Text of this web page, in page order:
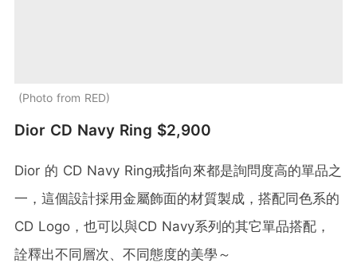
Photo from RED
Dior CD Navy Ring $2,900
Dior 的 CD Navy Ring戒指向來都是詢問度高的單品之
一，這個設計採用金屬飾面的材質製成，搭配同色系的
CD Logo，也可以與CD Navy系列的其它單品搭配，
詮釋出不同層次、不同態度的美學～